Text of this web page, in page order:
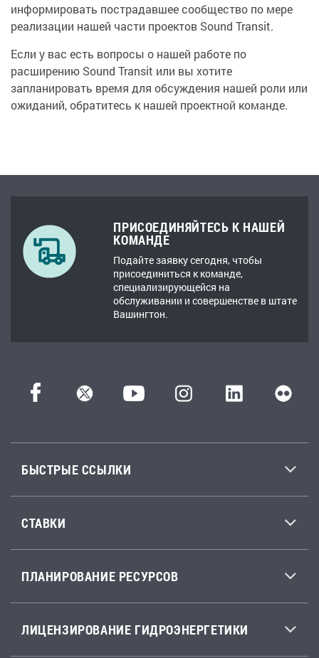
информировать пострадавшее сообщество по мере
реализации нашей части проектов Sound Transit.
Если у вас есть вопросы о нашей работе по
расширению Sound Transit или вы хотите
запланировать время для обсуждения нашей роли или
ожиданий, обратитесь к нашей проектной команде.
ПРИСОЕДИНЯЙТЕСЬ К НАШЕЙ
КОМАНДЕ
Подайте заявку сегодня, чтобы
присоединиться к команде,
специализирующейся на
обслуживании и совершенстве в штате
Вашингтон.
БЫСТРЫЕ ССЫЛКИ
СТАВКИ
ПЛАНИРОВАНИЕ РЕСУРСОВ
ЛИЦЕНЗИРОВАНИЕ ГИДРОЭНЕРГЕТИКИ